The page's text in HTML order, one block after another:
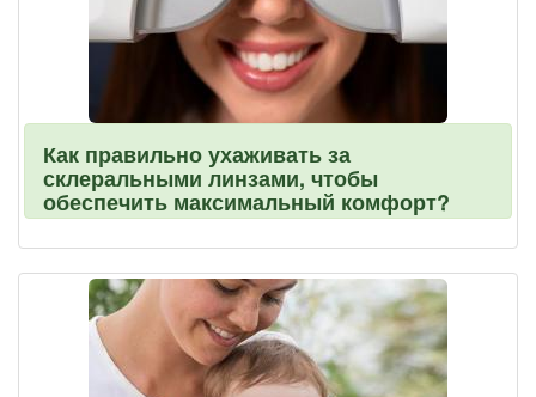
Как правильно ухаживать за
склеральными линзами, чтобы
обеспечить максимальный комфорт?